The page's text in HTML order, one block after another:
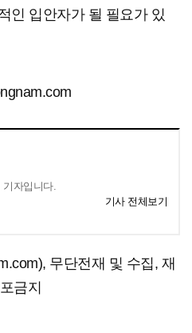
인 입안자가 될 필요가 있
기자입니다.
기사 전체보기
무단전재 및 수집, 재
금지